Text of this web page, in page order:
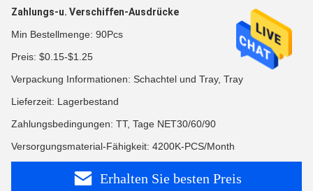
Zahlungs-u. Verschiffen-Ausdrücke
Min Bestellmenge: 90Pcs
Preis: $0.15-$1.25
Verpackung Informationen: Schachtel und Tray, Tray
Lieferzeit: Lagerbestand
Zahlungsbedingungen: TT, Tage NET30/60/90
Versorgungsmaterial-Fähigkeit: 4200K-PCS/Month
Erhalten Sie besten Preis